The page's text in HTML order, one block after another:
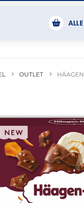
OUTLET